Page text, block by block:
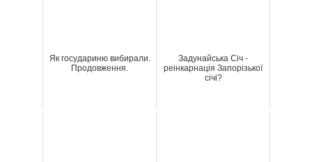
Як государиню вибирали.
Продовження.
Задунайська Січ -
реінкарнація Запорізької
січі?